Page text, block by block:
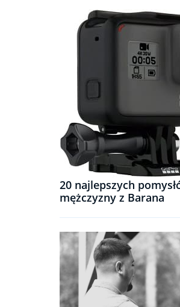
20 najlepszych
mężczyzny z Barana